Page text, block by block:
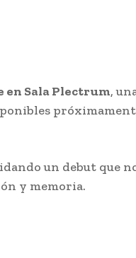
en Sala Plectrum,
un debut que
y memoria.